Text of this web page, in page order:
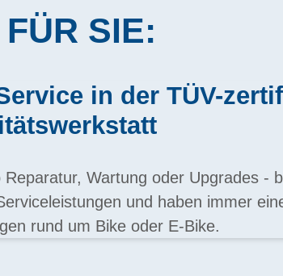
SIE:
in der TÜV-
Reparatur, Wartung oder Upgrades -
und haben immer
rund um Bike oder E-Bike.